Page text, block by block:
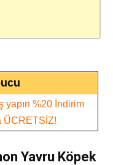
yapın %20 İndirim
ÜCRETSİZ!
Yavru Köpek